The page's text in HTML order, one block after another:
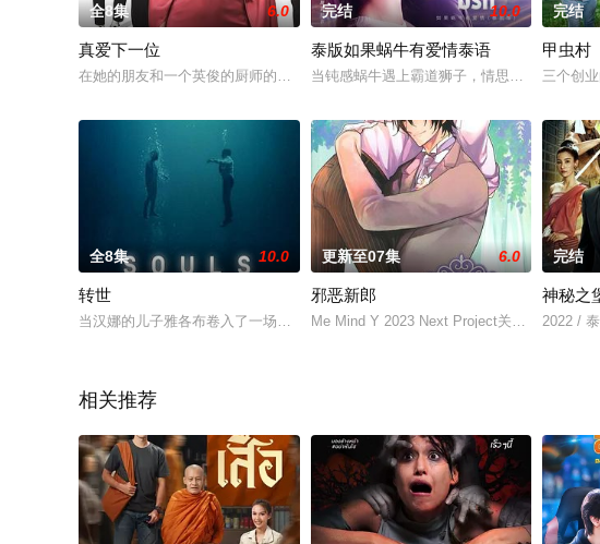
全8集 6.0
真爱下一位
在她的朋友和一个英俊的厨师的帮助下，从初恋的背叛中恢复过来;一位成功的律
完结 10.0
泰版如果蜗牛有爱情泰语
当钝感蜗牛遇上霸道狮子，情思迟迟难以传
完结
甲虫村
三个创
全8集 10.0
转世
当汉娜的儿子雅各布卷入了一场严重的车祸，并声称他记得自己早年作为一架失踪
更新至07集 6.0
邪恶新郎
Me Mind Y 2023 Next Project关于工作，像
完结
神秘之
2022 /
相关推荐